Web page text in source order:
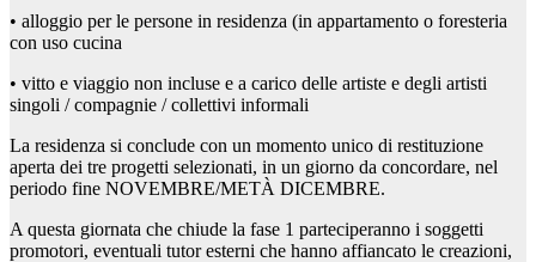
• alloggio per le persone in residenza (in appartamento o foresteria
con uso cucina
• vitto e viaggio non incluse e a carico delle artiste e degli artisti
singoli / compagnie / collettivi informali
La residenza si conclude con un momento unico di restituzione
aperta dei tre progetti selezionati, in un giorno da concordare, nel
periodo fine NOVEMBRE/METÀ DICEMBRE.
A questa giornata che chiude la fase 1 parteciperanno i soggetti
promotori, eventuali tutor esterni che hanno affiancato le creazioni,